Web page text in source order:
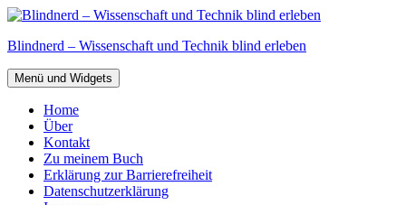
Zum
springen
Blindnerd – Wissenschaft und Technik blind erleben
Menü und Widgets
Home
Über
Kontakt
Zu meinem Buch
Erklärung zur Barrierefreiheit
Datenschutzerklärung